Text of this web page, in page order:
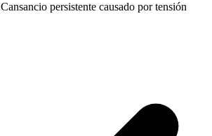
Cansancio persistente causado por tensión